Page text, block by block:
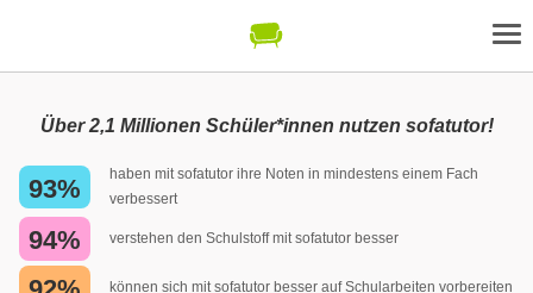
Über 2,1 Millionen Schüler*innen nutzen sofatutor!
93%
haben mit sofatutor ihre Noten in mindestens einem Fach
verbessert
94% verstehen den Schulstoff mit sofatutor besser
können sich mit sofatutor besser auf Schularbeiten vorbereiten